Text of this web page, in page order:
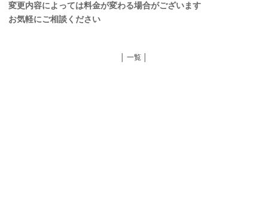
変更内容によっては料金が変わる場合がございます
お気軽にご相談ください
│ 一覧 │